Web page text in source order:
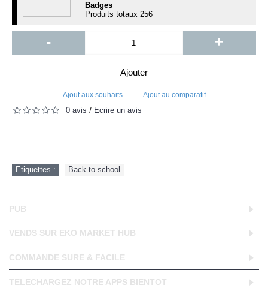
Badges
Produits totaux 256
- +
Ajouter
Ajout aux souhaits Ajout au comparatif
0 avis / Écrire un avis
Etiquettes : Back to school
PUB
VENDS SUR EKO MARKET HUB
COMMANDE SURE & FACILE
TELECHARGEZ NOTRE APPS BIENTOT